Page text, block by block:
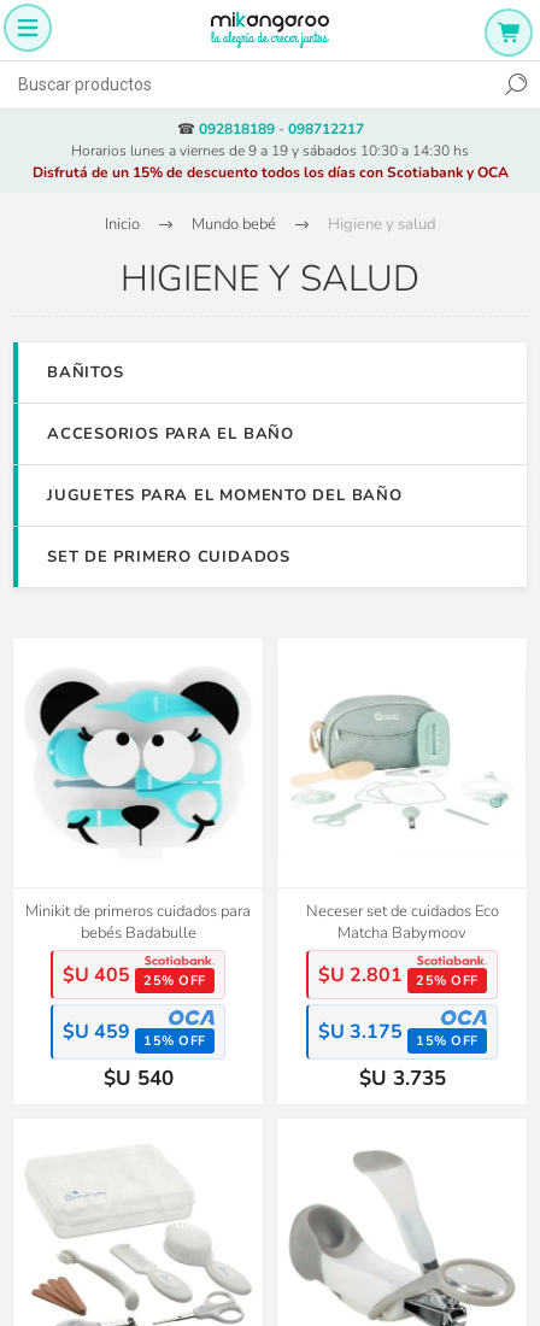
☎ 092818189- 098712217
Horarios lunes a viernes de 9 a 19 y sábados 10:30 a 14:30 hs
Disfrutá de un 15% de descuento todos los días con Scotiabank y OCA
Inicio Mundo bebé Higiene y salud
HIGIENE Y SALUD
BAÑITOS
ACCESORIOS PARA EL BAÑO
JUGUETES PARA EL MOMENTO DEL BAÑO
SET DE PRIMERO CUIDADOS
Minikit de primeros cuidados para
bebés Badabulle
$U 405 25% OFF
$U 459 15% OFF
$U 540
Neceser set de cuidados Eco
Matcha Babymoov
$U 2.801 25% OFF
$U 3.175 15% OFF
$U 3.735